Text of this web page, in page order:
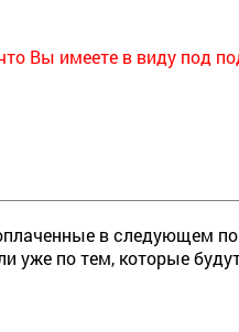
Вы имеете в виду под
в следующем
уже по тем, которые